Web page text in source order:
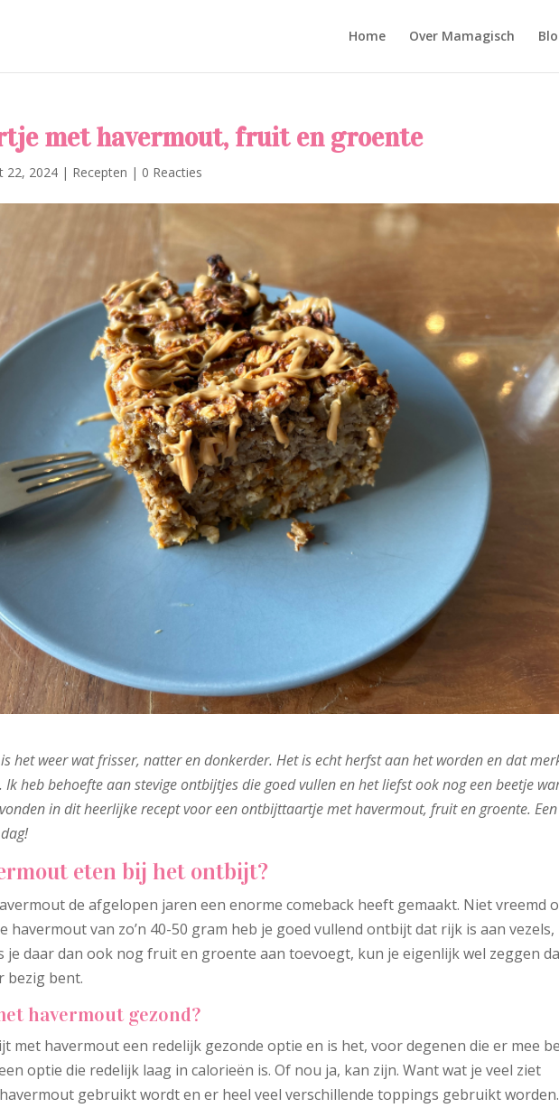
Home Over Mamagisch
met havermout, fruit en groente
22, 2024 | Recepten | 0 Reacties
het weer wat frisser, natter en donkerder. Het is echt herfst aan het worden en dat
heb behoefte aan stevige ontbijtjes die goed vullen en het liefst ook nog een beetje
in dit heerlijke recept voor een ontbijttaartje met havermout, fruit en groente. Een
eten bij het ontbijt?
de afgelopen jaren een enorme comeback heeft gemaakt. Niet vreemd
havermout van zo’n 40-50 gram heb je goed vullend ontbijt dat rijk is aan vezels,
je daar dan ook nog fruit en groente aan toevoegt, kun je eigenlijk wel zeggen
bezig bent.
havermout gezond?
met havermout een redelijk gezonde optie en is het, voor degenen die er mee
optie die redelijk laag in calorieën is. Of nou ja, kan zijn. Want wat je veel ziet
gebruikt wordt en er heel veel verschillende toppings gebruikt worden.